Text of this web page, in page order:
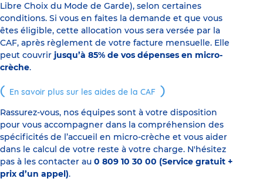
Libre Choix du Mode de Garde), selon certaines
conditions. Si vous en faites la demande et que vous
êtes éligible, cette allocation vous sera versée par la
CAF, après règlement de votre facture mensuelle. Elle
peut couvrir jusqu’à 85% de vos dépenses en micro-
crèche.
En savoir plus sur les aides de la CAF
Rassurez-vous, nos équipes sont à votre disposition
pour vous accompagner dans la compréhension des
spécificités de l’accueil en micro-crèche et vous aider
dans le calcul de votre reste à votre charge. N'hésitez
pas à les contacter au 0 809 10 30 00 (Service gratuit +
prix d’un appel).